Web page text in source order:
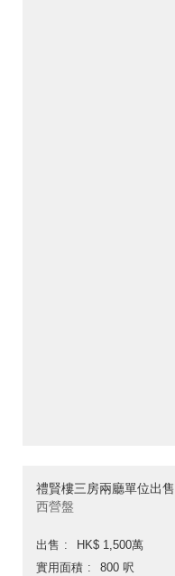
禮賢樓三房兩廳單位出售
西營盤
出售
HK$ 1,500萬
實用面積
800 呎